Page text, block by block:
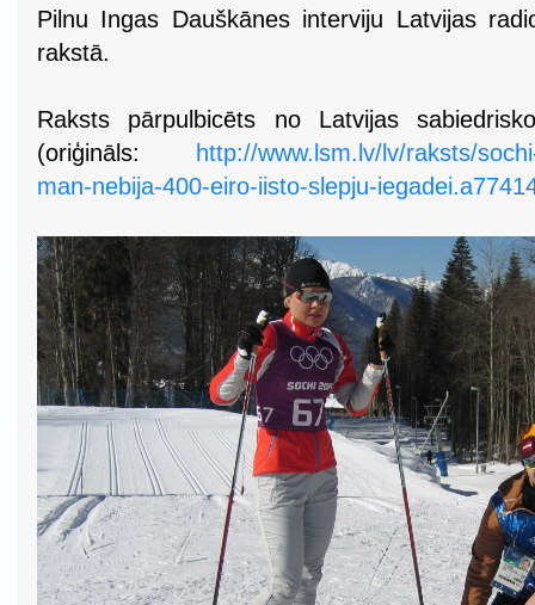
Pilnu Ingas Dauškānes interviju Latvijas
rakstā.
Raksts pārpulbicēts no Latvijas
(oriģināls:
http://www.lsm.lv/lv/raksts/
man-nebija-400-eiro-iisto-slepju-